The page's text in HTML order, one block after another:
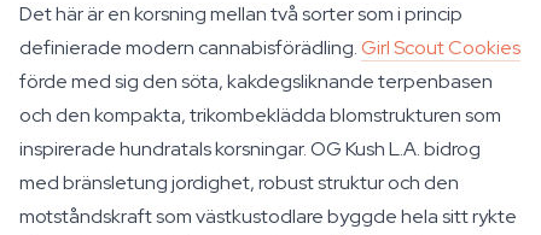
Det här är en korsning mellan två sorter som i princip
definierade modern cannabisförädling.Girl Scout Cookies
förde med sig den söta, kakdegsliknande terpenbasen
och den kompakta, trikombeklädda blomstrukturen som
inspirerade hundratals korsningar. OG Kush L.A. bidrog
med bränsletung jordighet, robust struktur och den
motståndskraft som västkustodlare byggde hela sitt rykte